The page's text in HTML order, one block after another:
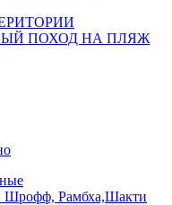
ПОХОД НА ПЛЯЖ
Шрофф, Рамбха,Шакти